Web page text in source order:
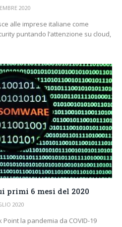
2020
alle imprese italiane come
puntando l’attenzione su cloud,
primi 6 mesi del 2020
2020
la pandemia da COVID-19